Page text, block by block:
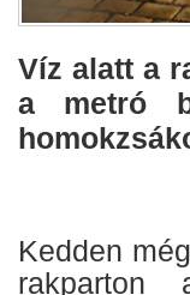
Víz alatt a
a metró
Kedden
rakparton